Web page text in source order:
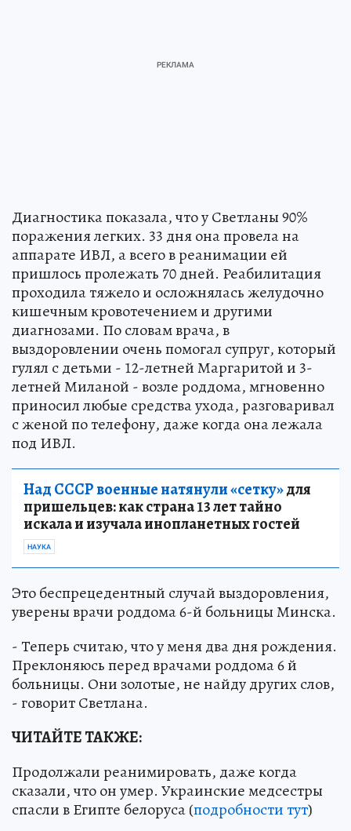
Диагностика показала, что у Светланы 90%
поражения легких. 33 дня она провела на
аппарате ИВЛ, а всего в реанимации ей
пришлось пролежать 70 дней. Реабилитация
проходила тяжело и осложнялась желудочно
кишечным кровотечением и другими
диагнозами. По словам врача, в
выздоровлении очень помогал супруг, который
гулял с детьми - 12-летней Маргаритой и 3-
летней Миланой - возле роддома, мгновенно
приносил любые средства ухода, разговаривал
с женой по телефону, даже когда она лежала
под ИВЛ.
Над СССР военные натянули «сетку»для
пришельцев: как страна 13 лет тайно
искала и изучала инопланетных гостей
НАУКА
Это беспрецедентный случай выздоровления,
уверены врачи роддома 6-й больницы Минска.
- Теперь считаю, что у меня два дня рождения.
Преклоняюсь перед врачами роддома 6 й
больницы. Они золотые, не найду других слов,
- говорит Светлана.
ЧИТАЙТЕ ТАКЖЕ:
Продолжали реанимировать, даже когда
сказали, что он умер. Украинские медсестры
спасли в Египте белоруса (подробности тут)